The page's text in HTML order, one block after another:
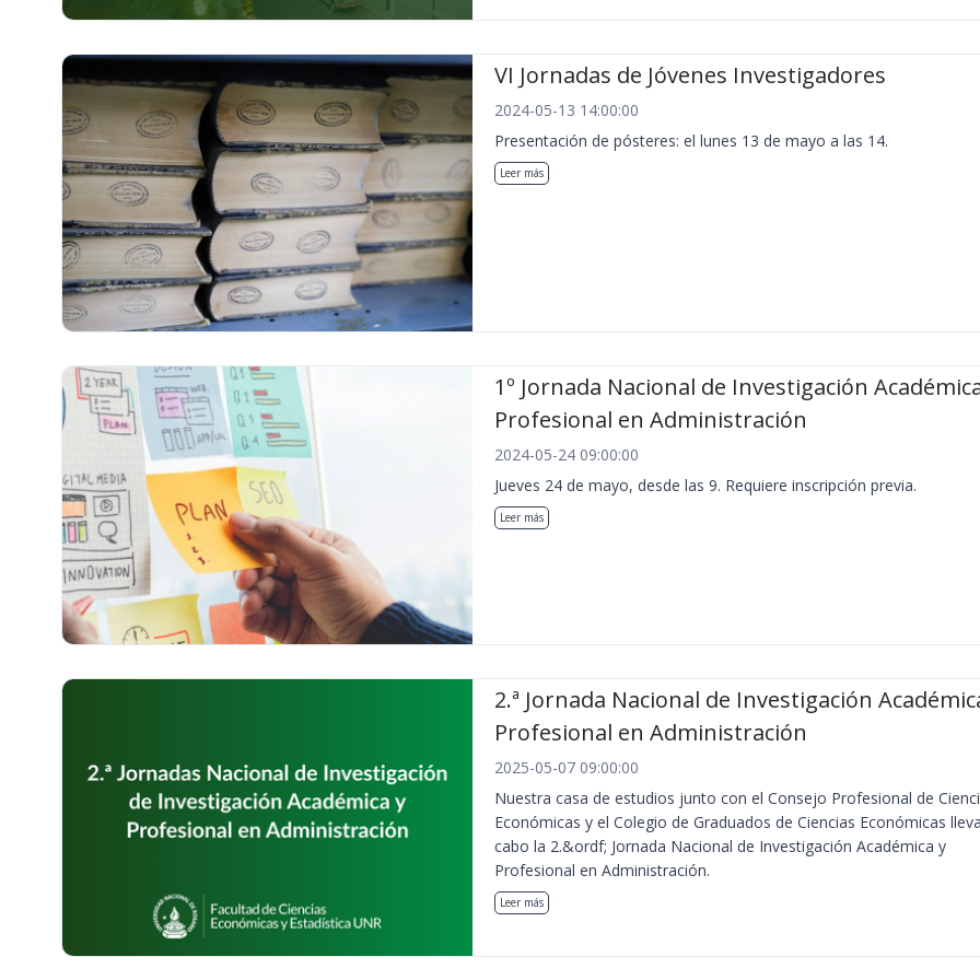
VI Jornadas de Jóvenes Investigadores
2024-05-13 14:00:00
Presentación de pósteres: el lunes 13 de mayo a las 14.
Leer más
1º Jornada Nacional de Investigación
Profesional en Administración
2024-05-24 09:00:00
Jueves 24 de mayo, desde las 9. Requiere inscripción previa.
Leer más
2.ª Jornada Nacional de Investigación
Profesional en Administración
2025-05-07 09:00:00
Nuestra casa de estudios junto con el Consejo Profesional de
Económicas y el Colegio de Graduados de Ciencias Económicas
cabo la 2.&ordf; Jornada Nacional de Investigación Académica y
Profesional en Administración.
Leer más